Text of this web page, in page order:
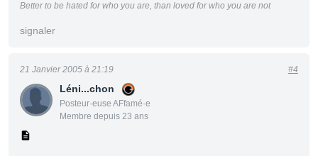
Better to be hated for who you are, than loved for who you are not
signaler
Léni...chon
Posteur·euse AFfamé·e
Membre depuis 23 ans
21 Janvier 2005 à 21:19 #4